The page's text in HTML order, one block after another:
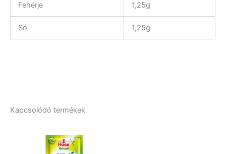
Fehérje 1,25g
Só 1,25g
Kapcsolódó termékek